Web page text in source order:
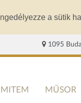
a sütik
1095
MITEM MŰSOR